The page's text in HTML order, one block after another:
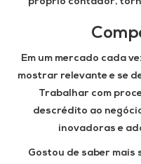
Em um mercado cada
mostrar relevante e se
Trabalhar com
descrédito ao
inovadoras e
Gostou de saber mais